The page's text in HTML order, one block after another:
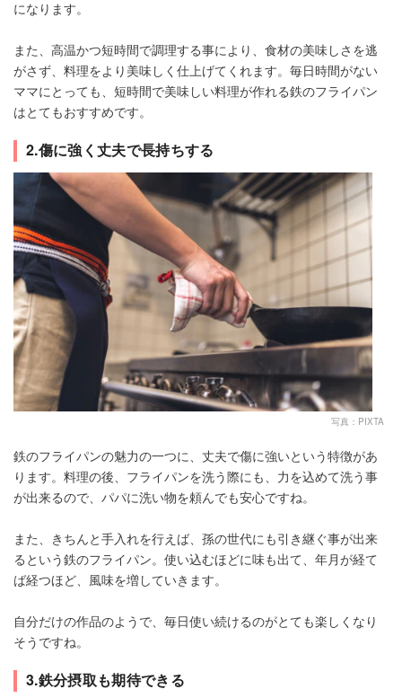
になります。
また、高温かつ短時間で調理する事により、食材の美味しさを逃
がさず、料理をより美味しく仕上げてくれます。毎日時間がない
ママにとっても、短時間で美味しい料理が作れる鉄のフライパン
はとてもおすすめです。
2.傷に強く丈夫で長持ちする
写真：PIXTA
鉄のフライパンの魅力の一つに、丈夫で傷に強いという特徴があ
ります。料理の後、フライパンを洗う際にも、力を込めて洗う事
が出来るので、パパに洗い物を頼んでも安心ですね。
また、きちんと手入れを行えば、孫の世代にも引き継ぐ事が出来
るという鉄のフライパン。使い込むほどに味も出て、年月が経て
ば経つほど、風味を増していきます。
自分だけの作品のようで、毎日使い続けるのがとても楽しくなり
そうですね。
3.鉄分摂取も期待できる